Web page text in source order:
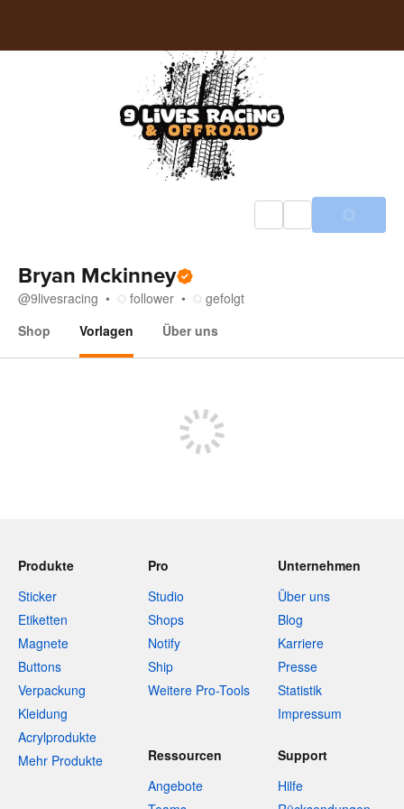
Bryan Mckinney
@9livesracing follower
gefolgt
Shop
Vorlagen Über uns
Produkte
Sticker
Etiketten
Magnete
Buttons
Verpackung
Kleidung
Acrylprodukte
Mehr Produkte
Pro
Studio
Shops
Notify
Ship
Weitere Pro-Tools
Unternehmen
Über uns
Blog
Karriere
Presse
Statistik
Impressum
Ressourcen
Angebote
Support
Hilfe